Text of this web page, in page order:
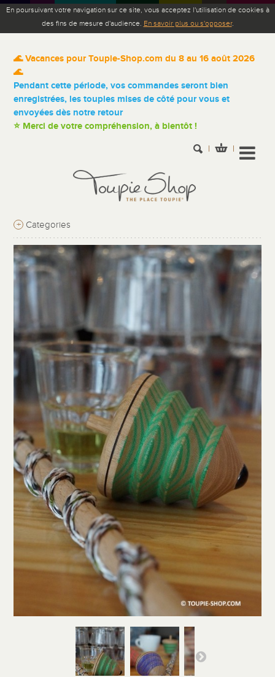
En poursuivant votre navigation sur ce site, vous acceptez l'utilisation de cookies à
des fins de mesure d'audience. En savoir plus ou s'opposer.
🌊 Vacances pour Toupie-Shop.com du 8 au 16 août 2026
🌊
Pendant cette période, vos commandes seront bien
enregistrées, les toupies mises de côté pour vous et
envoyées dès notre retour
⭐ Merci de votre compréhension, à bientôt !
+ Categories